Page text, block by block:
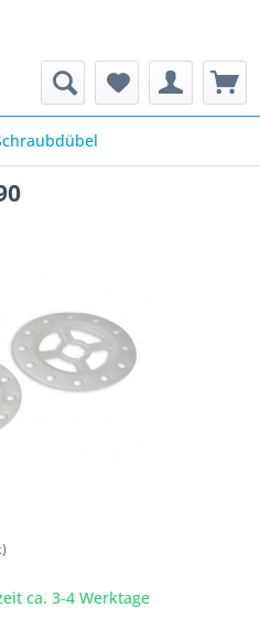
ca. 3-4 Werktage